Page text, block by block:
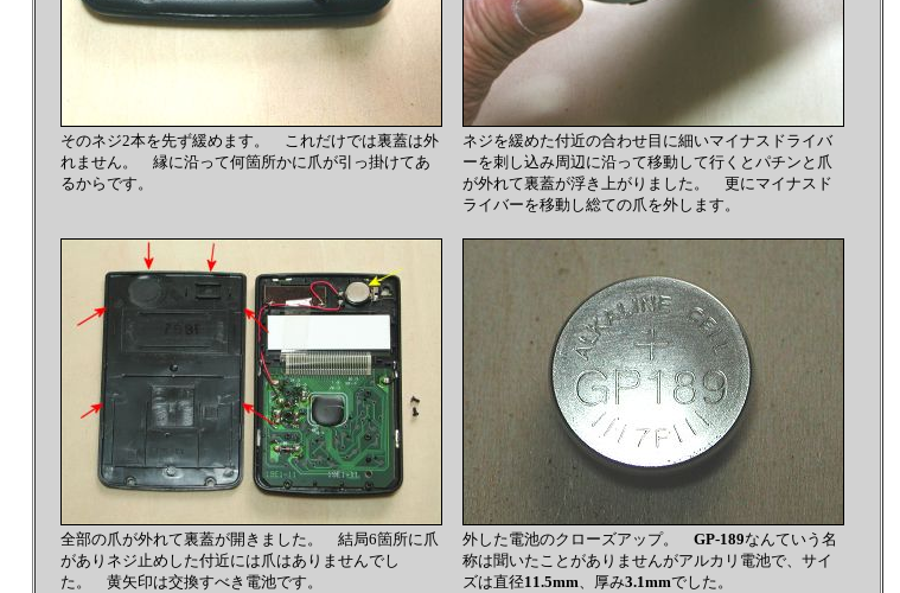
そのネジ2本を先ず緩めます。 これだけでは裏蓋は外
れません。 縁に沿って何箇所かに爪が引っ掛けてあ
るからです。
ネジを緩めた付近の合わせ目に細いマイナスドライバ
ーを刺し込み周辺に沿って移動して行くとパチンと爪
が外れて裏蓋が浮き上がりました。 更にマイナスド
ライバーを移動し総ての爪を外します。
全部の爪が外れて裏蓋が開きました。 結局6箇所に爪
がありネジ止めした付近には爪はありませんでし
た。 黄矢印は交換すべき電池です。
外した電池のクローズアップ。 GP-189なんていう名
称は聞いたことがありませんがアルカリ電池で、サイ
ズは直径11.5mm、厚み3.1mmでした。